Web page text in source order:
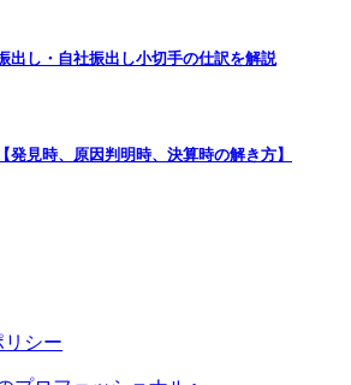
出し・自社振出し小切手の仕訳を解説
発見時、原因判明時、決算時の解き方】
リシー